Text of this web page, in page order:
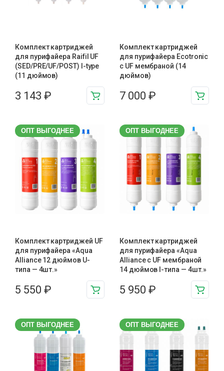
Комплект картриджей
для пурифайера Raifil UF
(SED/PRE/UF/POST) I-type
(11 дюймов)
3 143 ₽
Комплект картриджей
для пурифайера Ecotronic
с UF мембраной (14
дюймов)
7 000 ₽
ОПТ ВЫГОДНЕЕ
Комплект картриджей UF
для пурифайера «Aqua
Alliance 12 дюймов U-
типа — 4шт.»
5 550 ₽
ОПТ ВЫГОДНЕЕ
Комплект картриджей
для пурифайера «Aqua
Alliance с UF мембраной
14 дюймов I-типа — 4шт.»
5 950 ₽
ОПТ ВЫГОДНЕЕ ОПТ ВЫГОДНЕЕ